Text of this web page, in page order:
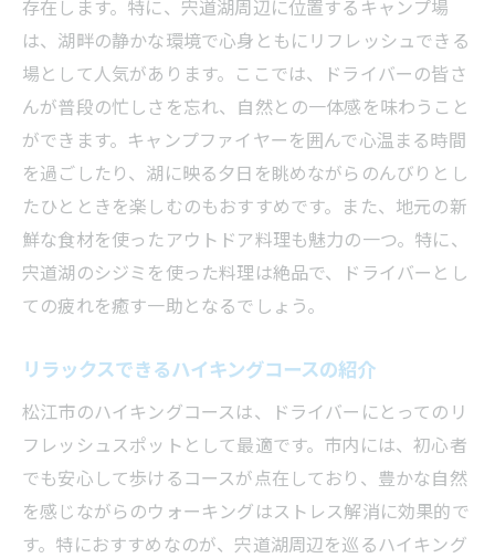
自然と共存するライフスタイルの魅力
ドライバーが知っておくべき環境に優しい
生活
日常に自然を取り入れる工夫
ドライバーの視点から見た松江の魅力
存在します。特に、宍道湖周辺に位置するキャンプ場
は、湖畔の静かな環境で心身ともにリフレッシュできる
場として人気があります。ここでは、ドライバーの皆さ
んが普段の忙しさを忘れ、自然との一体感を味わうこと
ができます。キャンプファイヤーを囲んで心温まる時間
を過ごしたり、湖に映る夕日を眺めながらのんびりとし
たひとときを楽しむのもおすすめです。また、地元の新
鮮な食材を使ったアウトドア料理も魅力の一つ。特に、
宍道湖のシジミを使った料理は絶品で、ドライバーとし
ての疲れを癒す一助となるでしょう。
リラックスできるハイキングコースの紹介
松江市のハイキングコースは、ドライバーにとってのリ
フレッシュスポットとして最適です。市内には、初心者
でも安心して歩けるコースが点在しており、豊かな自然
を感じながらのウォーキングはストレス解消に効果的で
す。特におすすめなのが、宍道湖周辺を巡るハイキング